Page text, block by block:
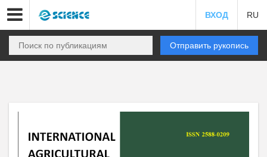
ВХОД RU
Отправить рукопись